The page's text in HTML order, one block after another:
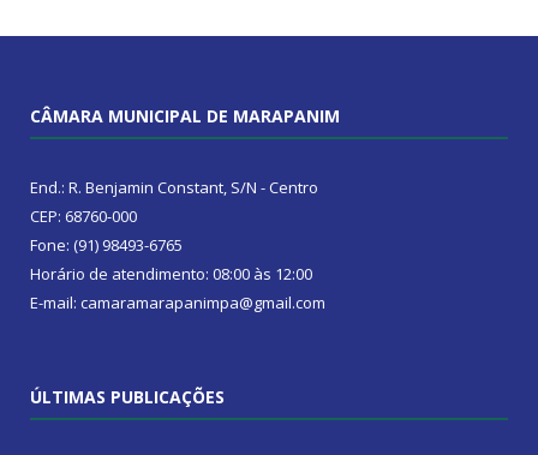
CÂMARA MUNICIPAL DE MARAPANIM
End.: R. Benjamin Constant, S/N - Centro
CEP: 68760-000
Fone: (91) 98493-6765
Horário de atendimento: 08:00 às 12:00
E-mail: camaramarapanimpa@gmail.com
ÚLTIMAS PUBLICAÇÕES